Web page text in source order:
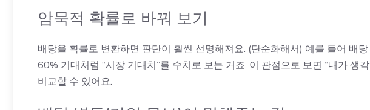
암묵적 확률로 바꿔 보기
배당을 확률로 변환하면 판단이 훨씬 선명해져요. (단순화해서) 예를 들어 배
60% 기대처럼 “시장 기대치”를 수치로 보는 거죠. 이 관점으로 보면 “내가 생
비교할 수 있어요.